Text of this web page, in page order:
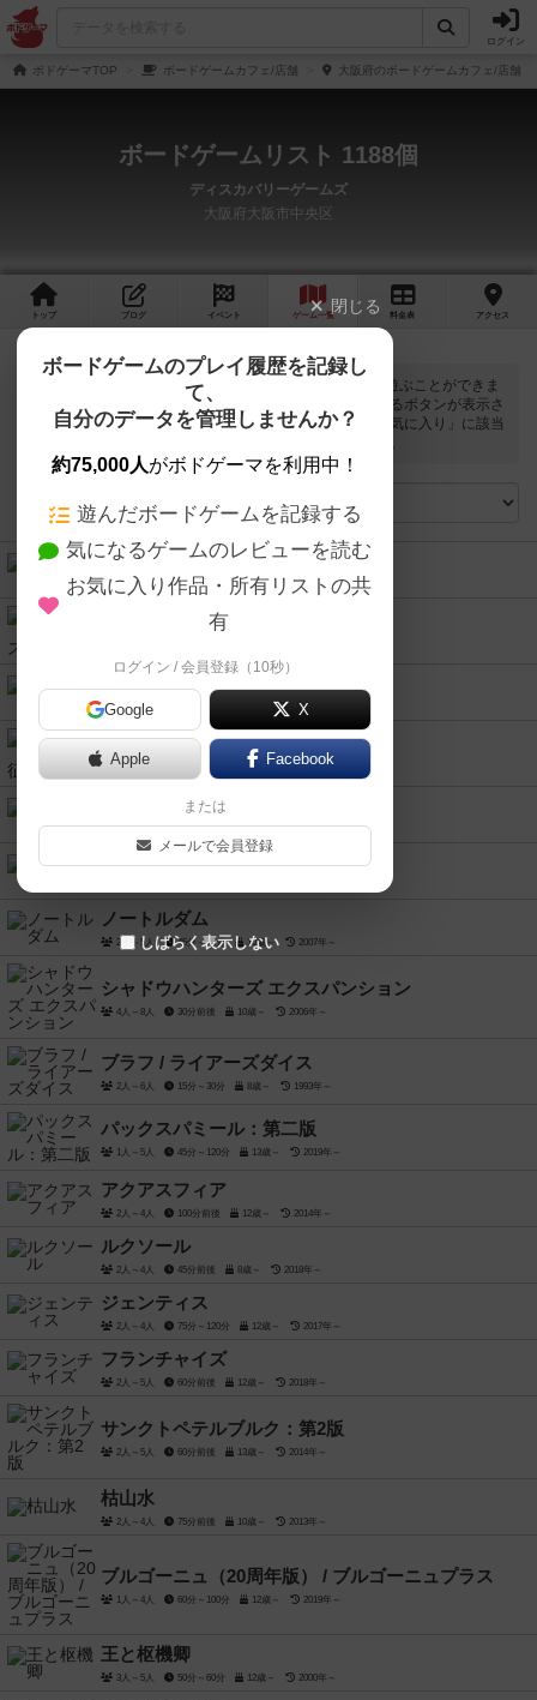
ログイン
ボドゲーマTOP ボードゲームカフェ/店舗 大阪府のボードゲームカフェ/店舗
ボードゲームリスト 1188個
ディスカバリーゲームズ
大阪府大阪市中央区
トップ ブログ イベント ゲーム一覧 料金 表 アクセス
ディスカバリーゲームズでは
個のボードゲームで遊ぶことができま
す。ログインすると自分のマイボードゲームに登録できるボタンが表示さ
れます。また、マイボードゲームの「興味あり」と「お気に入り」に該当
するボードゲームがピックアップされるようになります。
ナイアガラ
3人～5人 30分～45分 8歳～ 2004年～
ミステリー・エクスプレス
2人～5人 2014年～
ランペイジ・怪獣征服
2人～4人 10歳～
ロールプレイヤー
1人～4人 60分前後 10歳～ 2016年～
銀河帝国の興亡
ノートルダム
2人～5人 45分～75分 10歳～ 2007年～
シャドウハンターズ エクスパンション
4人～8人 30分前後 10歳～ 2006年～
ブラフ / ライアーズダイス
2人～6人 15分～30分 8歳～ 1993年～
パックスパミール：第二版
1人～5人 45分～120分 13歳～ 2019年～
アクアスフィア
2人～4人 100分前後 12歳～ 2014年～
ルクソール
2人～4人 45分前後 8歳～ 2018年～
ジェンティス
2人～4人 75分～120分 12歳～ 2017年～
フランチャイズ
2人～5人 60分前後 12歳～ 2018年～
サンクトペテルブルク：第2版
2人～5人 60分前後 13歳～ 2014年～
枯山水
2人～4人 75分前後 10歳～ 2013年～
ブルゴーニュ（20周年版） / ブルゴーニュプラス
1人～4人 60分～100分 12歳～ 2019年～
王と枢機卿
3人～5人 50分～60分 12歳～ 2000年～
閉じる
ボードゲームのプレイ履歴を記録し
て、
自分のデータを管理しませんか？
約75,000人がボドゲーマを利用中！
遊んだボードゲームを記録する
気になるゲームのレビューを読む
お気に入り作品・所有リストの共
有
ログイン / 会員登録（10秒）
Google X
Apple Facebook
または
メールで会員登録
しばらく表示しない